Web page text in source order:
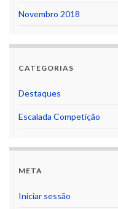
Novembro 2018
CATEGORIAS
Destaques
Escalada Competição
META
Iniciar sessão